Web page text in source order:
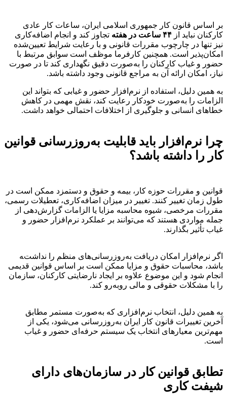
بر اساس قانون کار جمهوری اسلامی ایران، ساعات کار عادی
کارکنان نباید از ۴۴ ساعت در هفته
تجاوز کند و انجام اضافه‌کاری
نیز تنها در چارچوب مقررات قانونی و با رعایت شرایط تعیین‌شده
امکان‌پذیر است. همچنین کارفرما موظف است سوابق مرتبط با
حضور و غیاب کارکنان را به‌صورت دقیق نگهداری کند تا در صورت
نیاز، امکان ارائه آن به مراجع قانونی وجود داشته باشد.
به همین دلیل، استفاده از نرم‌افزار حضور و غیابی که بتواند این
الزامات را به‌صورت خودکار رعایت کند، نقش مهمی در کاهش
خطاهای انسانی و جلوگیری از اختلافات احتمالی خواهد داشت.
چرا نرم‌افزار باید قابلیت به‌روزرسانی قوانین
کار را داشته باشد؟
قوانین و مقررات حوزه کار، بیمه و حقوق و دستمزد ممکن است در
طول زمان تغییر کنند. تغییر در میزان اضافه‌کاری، تعطیلات رسمی،
مقررات مرخصی، شیوه محاسبه مزایا یا الزامات گزارش‌دهی از
جمله مواردی هستند که می‌توانند بر عملکرد نرم‌افزار حضور و
غیاب تأثیر بگذارند.
اگر نرم‌افزار امکان دریافت به‌روزرسانی‌های منظم را نداشته
باشد، محاسبات حقوق و مزایا ممکن است بر اساس قوانین قدیمی
انجام شود و این موضوع علاوه بر ایجاد نارضایتی کارکنان، سازمان
را با مشکلات حقوقی و مالی روبه‌رو کند.
به همین دلیل، انتخاب نرم‌افزاری که به‌صورت مستمر مطابق
آخرین تغییرات قانون کار ایران به‌روزرسانی می‌شود، یکی از
مهم‌ترین معیارهای انتخاب یک سیستم حرفه‌ای حضور و غیاب
است.
تطابق قوانین کار در سازمان‌های دارای
شیفت کاری